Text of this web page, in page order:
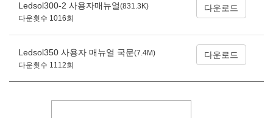
Ledsol300-2 사용자매뉴얼(831.3K)
다운횟수 1016회
다운로드
Ledsol350 사용자 매뉴얼 국문(7.4M)
다운횟수 1112회
다운로드